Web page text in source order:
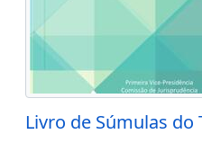
Livro de Súmulas do